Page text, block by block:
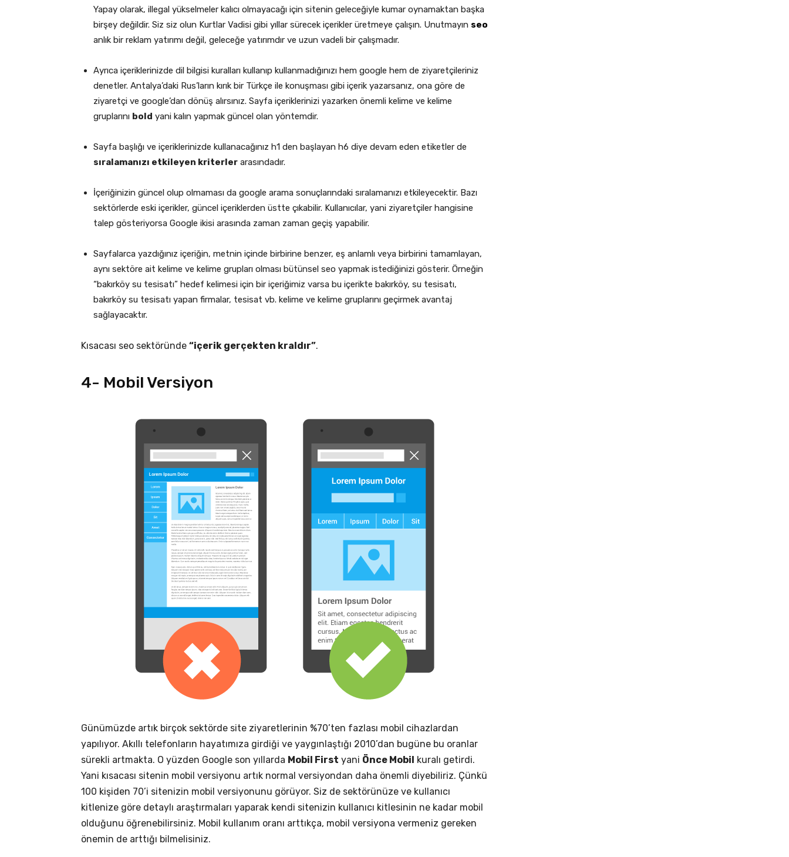
Yapay olarak, illegal yükselmeler kalıcı olmayacağı için sitenin geleceğiyle kumar oynamaktan başka
birşey değildir. Siz siz olun Kurtlar Vadisi gibi yıllar sürecek içerikler üretmeye çalışın. Unutmayın seo
anlık bir reklam yatırımı değil, geleceğe yatırımdır ve uzun vadeli bir çalışmadır.
Ayrıca içeriklerinizde dil bilgisi kuralları kullanıp kullanmadığınızı hem google hem de ziyaretçileriniz
denetler. Antalya’daki Rus’ların kırık bir Türkçe ile konuşması gibi içerik yazarsanız, ona göre de
ziyaretçi ve google’dan dönüş alırsınız. Sayfa içeriklerinizi yazarken önemli kelime ve kelime
gruplarını bold yani kalın yapmak güncel olan yöntemdir.
Sayfa başlığı ve içeriklerinizde kullanacağınız h1 den başlayan h6 diye devam eden etiketler de
sıralamanızı etkileyen kriterler arasındadır.
İçeriğinizin güncel olup olmaması da google arama sonuçlarındaki sıralamanızı etkileyecektir. Bazı
sektörlerde eski içerikler, güncel içeriklerden üstte çıkabilir. Kullanıcılar, yani ziyaretçiler hangisine
talep gösteriyorsa Google ikisi arasında zaman zaman geçiş yapabilir.
Sayfalarca yazdığınız içeriğin, metnin içinde birbirine benzer, eş anlamlı veya birbirini tamamlayan,
aynı sektöre ait kelime ve kelime grupları olması bütünsel seo yapmak istediğinizi gösterir. Örneğin
“bakırköy su tesisatı” hedef kelimesi için bir içeriğimiz varsa bu içerikte bakırköy, su tesisatı,
bakırköy su tesisatı yapan firmalar, tesisat vb. kelime ve kelime gruplarını geçirmek avantaj
sağlayacaktır.
Kısacası seo sektöründe “içerik gerçekten kraldır”.
4- Mobil Versiyon
Günümüzde artık birçok sektörde site ziyaretlerinin %70’ten fazlası mobil cihazlardan
yapılıyor. Akıllı telefonların hayatımıza girdiği ve yaygınlaştığı 2010’dan bugüne bu oranlar
sürekli artmakta. O yüzden Google son yıllarda Mobil First yani Önce Mobil kuralı getirdi.
Yani kısacası sitenin mobil versiyonu artık normal versiyondan daha önemli diyebiliriz. Çünkü
100 kişiden 70’i sitenizin mobil versiyonunu görüyor. Siz de sektörünüze ve kullanıcı
kitlenize göre detaylı araştırmaları yaparak kendi sitenizin kullanıcı kitlesinin ne kadar mobil
olduğunu öğrenebilirsiniz. Mobil kullanım oranı arttıkça, mobil versiyona vermeniz gereken
önemin de arttığı bilmelisiniz.